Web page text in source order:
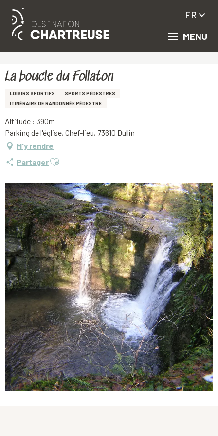
Aller
principal
MENU
FR
La boucle du Follaton
LOISIRS SPORTIFS
SPORTS PÉDESTRES
ITINÉRAIRE DE RANDONNÉE PÉDESTRE
Altitude : 390m
Parking de l'église, Chef-lieu, 73610 Dullin
M'y rendre
PartagerAjouter aux favoris